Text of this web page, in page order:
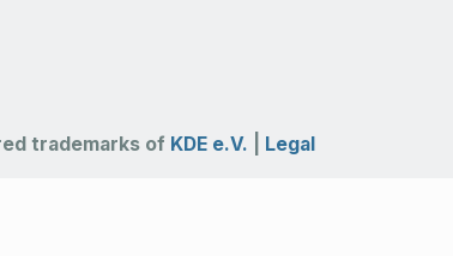
trademarks of KDE e.V. Legal